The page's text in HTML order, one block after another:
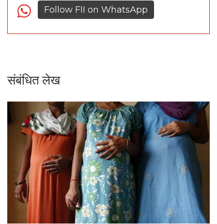
Follow FII on WhatsApp
संबंधित लेख